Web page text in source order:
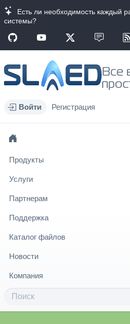
Есть ли необходимость каждый
системы?
Все
Войти Регистрация
Продукты
Услуги
Партнерам
Поддержка
Каталог файлов
Новости
Компания